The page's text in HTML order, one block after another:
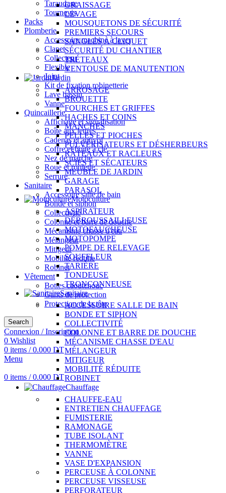
Taraudage
Tournevis
Packs
Plomberie
Accessoire machine à laver
Clapet
Collecteur
Flexible
Joint
Kit de fixation robinetterie
Lave bassin
Vanne
Quincaillerie
Affichage et signalisation
Boîte aux lettres
Cadenas et antivol
Coffre et boîte à clé
Nez de marche
Roue et roulette
Serrure
Sanitaire
Accessoire salle de bain
Bonde et siphon
Collectivité
Colonne et barre de douche
Mécanisme chasse d'eau
Mélangeur
Mitigeur
Mobilité réduite
Robinet
Vêtement
Bottes caoutchouc
Gants de protection
Protection de la tête
Search
Connexion / Inscription
0 Wishlist
0 items / 0.000 DT
Menu
0 items / 0.000 DT
GRAISSAGE
LEVAGE
MOUSQUETONS DE SÉCURITÉ
PREMIERS SECOURS
SANGLES À CLIQUET
SÉCURITÉ DU CHANTIER
TRÉTEAUX
VENTOUSE DE MANUTENTION
Jardin
ARROSAGE
BROUETTE
FOURCHES ET GRIFFES
HACHES ET COINS
MANCHES
PELLES ET PIOCHES
PULVÉRISATEURS ET DÉSHERBEURS
RÂTEAUX ET RACLEURS
SCIES ET SÉCATEURS
MEUBLE DE JARDIN
GARAGE
PARASOL
Motoculture
ASPIRATEUR
DÉBROUSSAILLEUSE
MOTOFAUCHEUSE
MOTOPOMPE
POMPE DE RELEVAGE
SOUFFLEUR
TARIÈRE
TONDEUSE
TRONÇONNEUSE
Sanitaire
ACCESSOIRE SALLE DE BAIN
BONDE ET SIPHON
COLLECTIVITÉ
COLONNE ET BARRE DE DOUCHE
MÉCANISME CHASSE D'EAU
MÉLANGEUR
MITIGEUR
MOBILITÉ RÉDUITE
ROBINET
Chauffage
CHAUFFE-EAU
ENTRETIEN CHAUFFAGE
FUMISTERIE
RAMONAGE
TUBE ISOLANT
THERMOMÈTRE
VANNE
VASE D'EXPANSION
PERCEUSE À COLONNE
PERCEUSE VISSEUSE
PERFORATEUR